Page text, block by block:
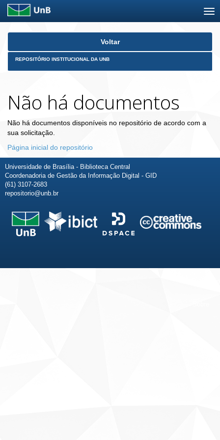
Skip
Voltar
REPOSITÓRIO INSTITUCIONAL DA UNB
Não há documentos
Não há documentos disponíveis no repositório de acordo com a
sua solicitação.
Página inicial do repositório
Universidade de Brasília - Biblioteca Central
Coordenadoria de Gestão da Informação Digital - GID
(61) 3107-2683
repositorio@unb.br